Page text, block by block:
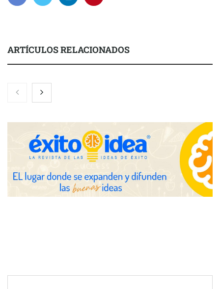
ARTÍCULOS RELACIONADOS